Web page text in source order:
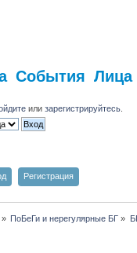
События Лица
илизарегистрируйтесь
Регистрация
» ПоБеГи и нерегулярные БГ »